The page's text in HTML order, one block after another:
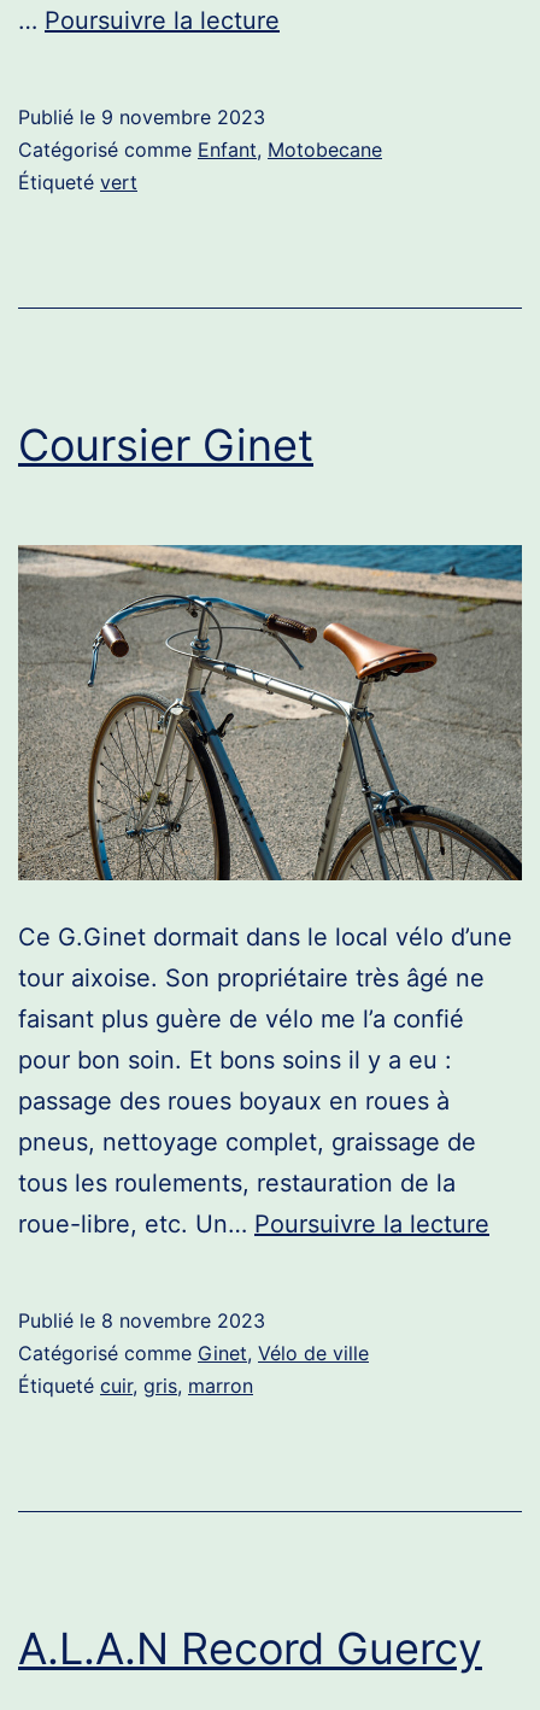
… Poursuivre la lecture
Publié le 9 novembre 2023
Catégorisé comme Enfant, Motobecane
Étiqueté vert
Coursier Ginet
Ce G.Ginet dormait dans le local vélo d’une
tour aixoise. Son propriétaire très âgé ne
faisant plus guère de vélo me l’a confié
pour bon soin. Et bons soins il y a eu :
passage des roues boyaux en roues à
pneus, nettoyage complet, graissage de
tous les roulements, restauration de la
roue-libre, etc. Un… Poursuivre la lecture
Publié le 8 novembre 2023
Catégorisé comme Ginet, Vélo de ville
Étiqueté cuir, gris, marron
A.L.A.N Record Guercy